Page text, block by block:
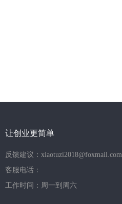
让创业更简单
反馈建议：xiaotuzi2018@foxmail.com
客服电话：
工作时间：周一到周六